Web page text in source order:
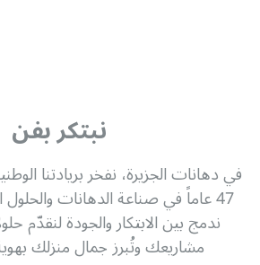
نبتكر بفن
في دهانات الجزيرة، نفخر بريادتنا
47 عاماً في صناعة الدهانات والحلول
ندمج بين الابتكار والجودة لنقدّم
مشاريعك وتُبرز جمال منزلك